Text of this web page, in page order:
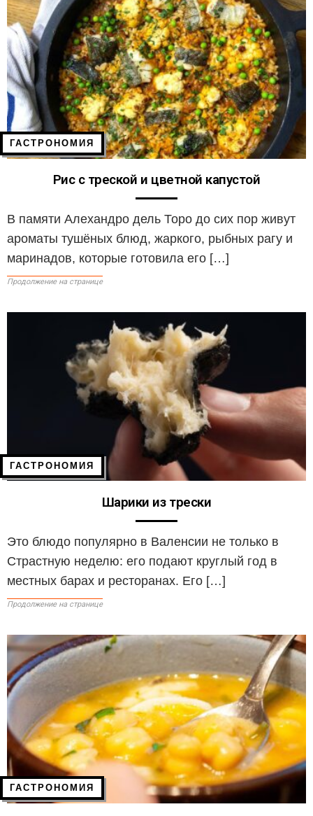
ГАСТРОНОМИЯ
Рис с треской и цветной капустой
В памяти Алехандро дель Торо до сих пор живут
ароматы тушёных блюд, жаркого, рыбных рагу и
маринадов, которые готовила его […]
Продолжение на странице
ГАСТРОНОМИЯ
Шарики из трески
Это блюдо популярно в Валенсии не только в
Страстную неделю: его подают круглый год в
местных барах и ресторанах. Его […]
Продолжение на странице
ГАСТРОНОМИЯ